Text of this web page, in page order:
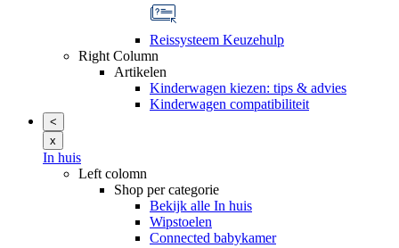
Reissysteem Keuzehulp
Right Column
Artikelen
Kinderwagen kiezen: tips & advies
Kinderwagen compatibiliteit
<
x
In huis
Left colomn
Shop per categorie
Bekijk alle In huis
Wipstoelen
Connected babykamer